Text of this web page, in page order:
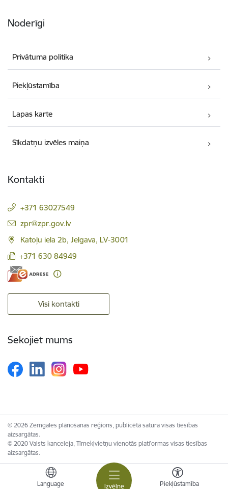
Izvēlne
Language Piekļūstamība
Noderīgi
Privātuma politika
Piekļūstamība
Lapas karte
Sīkdatņu izvēles maiņa
Kontakti
+371 63027549
E-pasts:
zpr@zpr.gov.lv
Katoļu iela 2b, Jelgava, LV-3001
+371 630 84949
Visi kontakti
Sekojiet mums
© 2026 Zemgales plānošanas reģions, publicētā satura visas tiesības
aizsargātas.
© 2020 Valsts kanceleja, Tīmekļvietņu vienotās platformas visas tiesības
aizsargātas.